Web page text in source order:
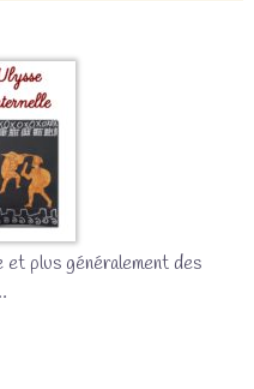
et plus généralement des